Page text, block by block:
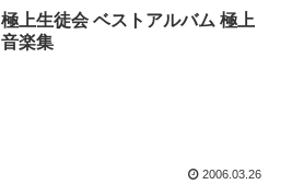
極上生徒会 ベストアルバム 極上
音楽集
2006.03.26